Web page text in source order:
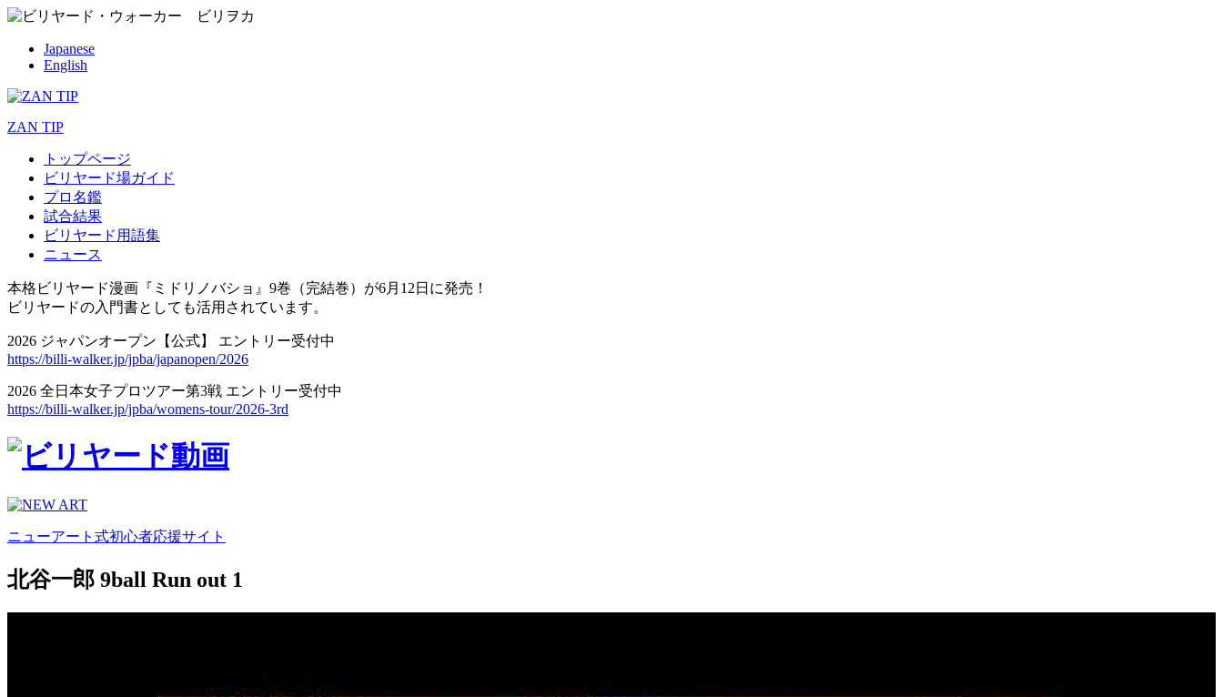
Japanese
English
ZAN TIP
トップページ
ビリヤード場ガイド
プロ名鑑
試合結果
ビリヤード用語集
ニュース
本格ビリヤード漫画『ミドリノバショ』9巻（完結巻）が6月12日に発売！
ビリヤードの入門書としても活用されています。
2026 ジャパンオープン【公式】 エントリー受付中
https://billi-walker.jp/jpba/japanopen/2026
2026 全日本女子プロツアー第3戦 エントリー受付中
https://billi-walker.jp/jpba/womens-tour/2026-3rd
ニューアート式初心者応援サイト
北谷一郎 9ball Run out 1